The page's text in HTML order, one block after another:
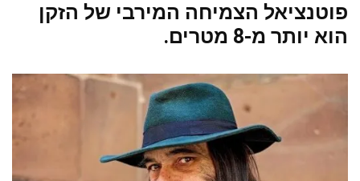
פוטנציאל הצמיחה המירבי של הזקן
הוא יותר מ-8 מטרים.